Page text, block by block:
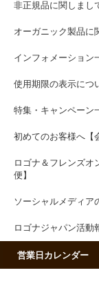
非正規品に関しまし
オーガニック製品に
インフォメーション
使用期限の表示につ
特集・キャンペーン
初めてのお客様へ【
ロゴナ＆フレンズオ
便】
ソーシャルメディア
ロゴナジャパン活動
営業日カレンダー